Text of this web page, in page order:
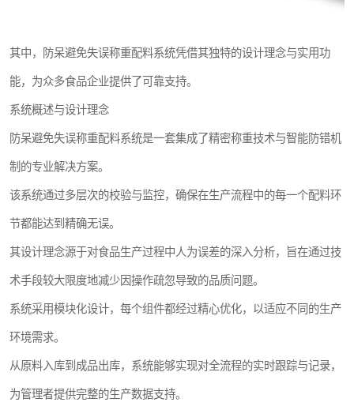
其中，防呆避免失误称重配料系统凭借其独特的设计理念与实用功
能，为众多食品企业提供了可靠支持。
系统概述与设计理念
防呆避免失误称重配料系统是一套集成了精密称重技术与智能防错机
制的专业解决方案。
该系统通过多层次的校验与监控，确保在生产流程中的每一个配料环
节都能达到精确无误。
其设计理念源于对食品生产过程中人为误差的深入分析，旨在通过技
术手段较大限度地减少因操作疏忽导致的品质问题。
系统采用模块化设计，每个组件都经过精心优化，以适应不同的生产
环境需求。
从原料入库到成品出库，系统能够实现对全流程的实时跟踪与记录，
为管理者提供完整的生产数据支持。